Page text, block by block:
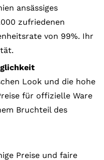
ansässiges
zufriedenen
von 99%. Ihr
Look und die hohe
für offizielle Ware
Bruchteil des
Preise und faire